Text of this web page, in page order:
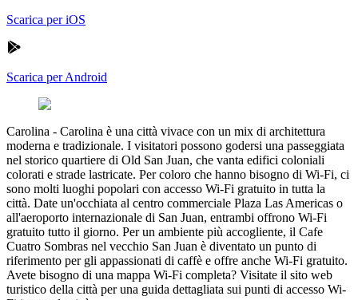
Scarica per iOS
Scarica per Android
Carolina - Carolina è una città vivace con un mix di architettura
moderna e tradizionale. I visitatori possono godersi una passeggiata
nel storico quartiere di Old San Juan, che vanta edifici coloniali
colorati e strade lastricate. Per coloro che hanno bisogno di Wi-Fi, ci
sono molti luoghi popolari con accesso Wi-Fi gratuito in tutta la
città. Date un'occhiata al centro commerciale Plaza Las Americas o
all'aeroporto internazionale di San Juan, entrambi offrono Wi-Fi
gratuito tutto il giorno. Per un ambiente più accogliente, il Cafe
Cuatro Sombras nel vecchio San Juan è diventato un punto di
riferimento per gli appassionati di caffè e offre anche Wi-Fi gratuito.
Avete bisogno di una mappa Wi-Fi completa? Visitate il sito web
turistico della città per una guida dettagliata sui punti di accesso Wi-